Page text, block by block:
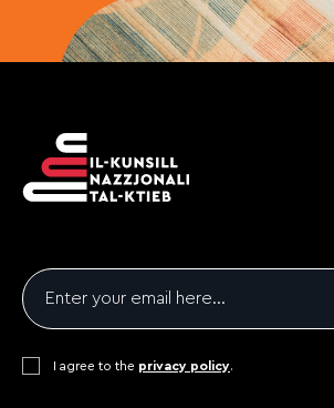
Email
Consent*
I agree to the privacy policy.